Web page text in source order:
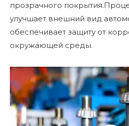
прозрачного
улучшает внешний вид
обеспечивает защиту от
окружающей среды.